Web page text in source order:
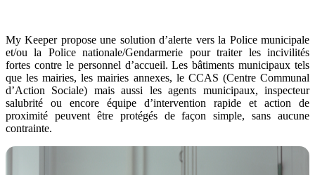
My Keeper propose une solution d’alerte vers la Police municipale
et/ou la Police nationale/Gendarmerie pour traiter les incivilités
fortes contre le personnel d’accueil. Les bâtiments municipaux tels
que les mairies, les mairies annexes, le CCAS (Centre Communal
d’Action Sociale) mais aussi les agents municipaux, inspecteur
salubrité ou encore équipe d’intervention rapide et action de
proximité peuvent être protégés de façon simple, sans aucune
contrainte.